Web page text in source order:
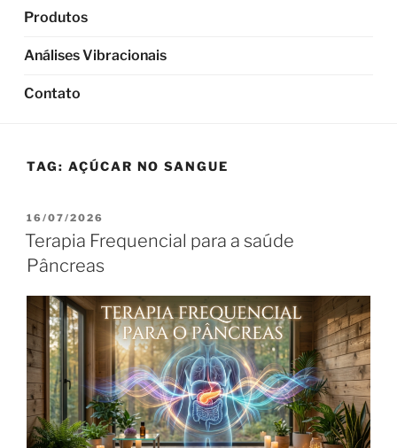
Produtos
Análises Vibracionais
Contato
TAG: AÇÚCAR NO SANGUE
PUBLICADO
EM
16/07/2026
Terapia Frequencial para a saúde
Pâncreas